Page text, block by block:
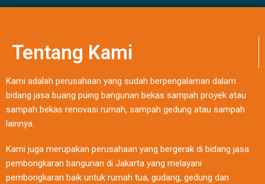
Tentang Kami
Kami adalah perusahaan yang sudah berpengalaman dalam
bidang jasa buang puing bangunan bekas sampah proyek atau
sampah bekas renovasi rumah, sampah gedung atau sampah
lainnya.
Kami juga merupakan perusahaan yang bergerak di bidang jasa
pembongkaran bangunan di Jakarta yang melayani
pembongkaran baik untuk rumah tua, gudang, gedung dan